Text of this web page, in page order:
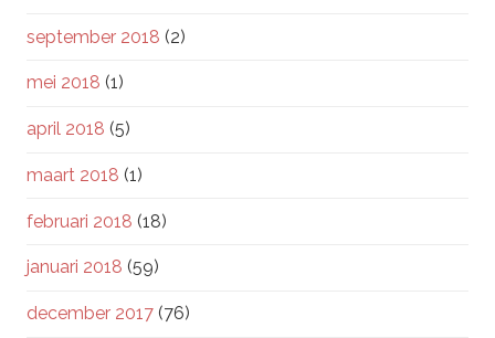
september 2018 (2)
mei 2018 (1)
april 2018 (5)
maart 2018 (1)
februari 2018 (18)
januari 2018 (59)
december 2017 (76)